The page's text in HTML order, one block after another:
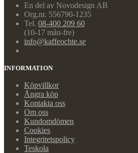
En del av Novodesign AB
Org.nr. 556790-1235
Tel. 08-400 209 60
(10-17 mån-fre)
info@kaffeochte.se
INFORMATION
Köpvillkor
Ångra köp
Kontakta oss
Om oss
Kundomdömen
Cookies
Integritetspolicy
Teskola